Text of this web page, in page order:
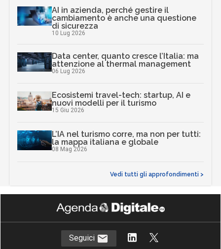
AI in azienda, perché gestire il
cambiamento è anche una questione
di sicurezza
10 Lug 2026
Data center, quanto cresce l’Italia: ma
attenzione al thermal management
06 Lug 2026
Ecosistemi travel-tech: startup, AI e
nuovi modelli per il turismo
15 Giu 2026
L’IA nel turismo corre, ma non per tutti:
la mappa italiana e globale
08 Mag 2026
Vedi tutti gli approfondimenti >
Seguici